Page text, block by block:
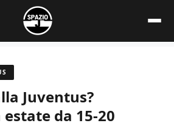
Juventus?
estate da 15-20